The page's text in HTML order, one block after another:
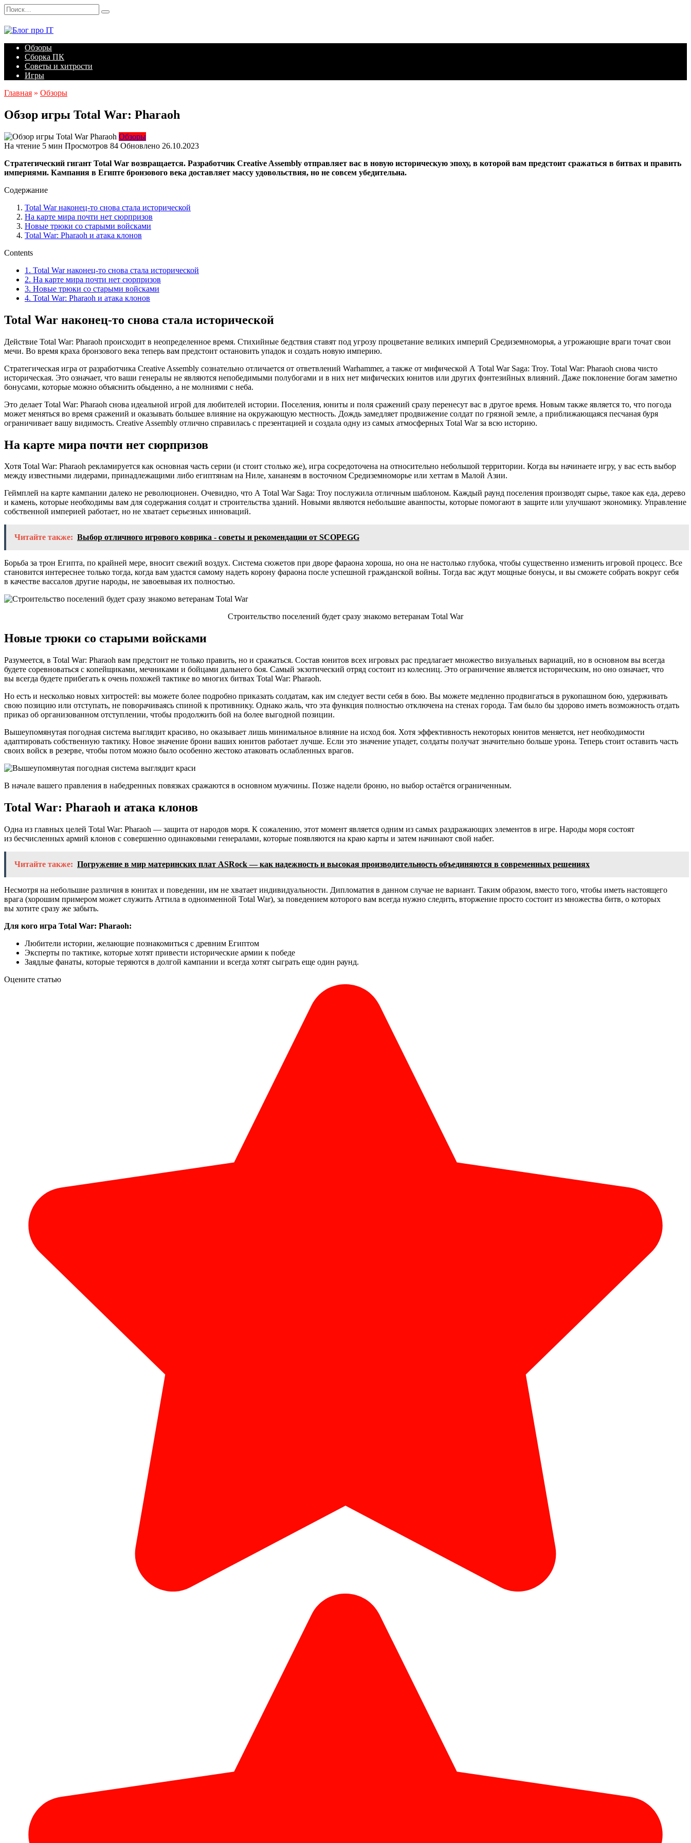
Перейти
к
содержанию
Search
for:
Обзоры
Сборка ПК
Советы и хитрости
Игры
Главная » Обзоры
Обзор игры Total War: Pharaoh
Обзоры
На чтение 5 мин Просмотров 84 Обновлено 26.10.2023
Стратегический гигант Total War возвращается. Разработчик Creative Assembly отправляет вас в новую историческую эпоху, в которой вам предстоит сражаться в битвах и править
империями. Кампания в Египте бронзового века доставляет массу удовольствия, но не совсем убедительна.
Содержание
Total War наконец-то снова стала исторической
На карте мира почти нет сюрпризов
Новые трюки со старыми войсками
Total War: Pharaoh и атака клонов
Contents
1. Total War наконец-то снова стала исторической
2. На карте мира почти нет сюрпризов
3. Новые трюки со старыми войсками
4. Total War: Pharaoh и атака клонов
Total War наконец-то снова стала исторической
Действие Total War: Pharaoh происходит в неопределенное время. Стихийные бедствия ставят под угрозу процветание великих империй Средиземноморья, а угрожающие враги точат свои
мечи. Во время краха бронзового века теперь вам предстоит остановить упадок и создать новую империю.
Стратегическая игра от разработчика Creative Assembly сознательно отличается от ответвлений Warhammer, а также от мифической A Total War Saga: Troy. Total War: Pharaoh снова чисто
историческая. Это означает, что ваши генералы не являются непобедимыми полубогами и в них нет мифических юнитов или других фэнтезийных влияний. Даже поклонение богам заметно
бонусами, которые можно объяснить обыденно, а не молниями с неба.
Это делает Total War: Pharaoh снова идеальной игрой для любителей истории. Поселения, юниты и поля сражений сразу перенесут вас в другое время. Новым также является то, что погода
может меняться во время сражений и оказывать большее влияние на окружающую местность. Дождь замедляет продвижение солдат по грязной земле, а приближающаяся песчаная буря
ограничивает вашу видимость. Creative Assembly отлично справилась с презентацией и создала одну из самых атмосферных Total War за всю историю.
На карте мира почти нет сюрпризов
Хотя Total War: Pharaoh рекламируется как основная часть серии (и стоит столько же), игра сосредоточена на относительно небольшой территории. Когда вы начинаете игру, у вас есть выбор
между известными лидерами, принадлежащими либо египтянам на Ниле, хананеям в восточном Средиземноморье или хеттам в Малой Азии.
Геймплей на карте кампании далеко не революционен. Очевидно, что A Total War Saga: Troy послужила отличным шаблоном. Каждый раунд поселения производят сырье, такое как еда, дерево
и камень, которые необходимы вам для содержания солдат и строительства зданий. Новыми являются небольшие аванпосты, которые помогают в защите или улучшают экономику. Управление
собственной империей работает, но не хватает серьезных инноваций.
Читайте также: Выбор отличного игрового коврика - советы и рекомендации от SCOPEGG
Борьба за трон Египта, по крайней мере, вносит свежий воздух. Система сюжетов при дворе фараона хороша, но она не настолько глубока, чтобы существенно изменить игровой процесс. Все
становится интереснее только тогда, когда вам удастся самому надеть корону фараона после успешной гражданской войны. Тогда вас ждут мощные бонусы, и вы сможете собрать вокруг себя
в качестве вассалов другие народы, не завоевывая их полностью.
Строительство поселений будет сразу знакомо ветеранам Total War
Новые трюки со старыми войсками
Разумеется, в Total War: Pharaoh вам предстоит не только править, но и сражаться. Состав юнитов всех игровых рас предлагает множество визуальных вариаций, но в основном вы всегда
будете соревноваться с копейщиками, мечниками и бойцами дальнего боя. Самый экзотический отряд состоит из колесниц. Это ограничение является историческим, но оно означает, что
вы всегда будете прибегать к очень похожей тактике во многих битвах Total War: Pharaoh.
Но есть и несколько новых хитростей: вы можете более подробно приказать солдатам, как им следует вести себя в бою. Вы можете медленно продвигаться в рукопашном бою, удерживать
свою позицию или отступать, не поворачиваясь спиной к противнику. Однако жаль, что эта функция полностью отключена на стенах города. Там было бы здорово иметь возможность отдать
приказ об организованном отступлении, чтобы продолжить бой на более выгодной позиции.
Вышеупомянутая погодная система выглядит красиво, но оказывает лишь минимальное влияние на исход боя. Хотя эффективность некоторых юнитов меняется, нет необходимости
адаптировать собственную тактику. Новое значение брони ваших юнитов работает лучше. Если это значение упадет, солдаты получат значительно больше урона. Теперь стоит оставить часть
своих войск в резерве, чтобы потом можно было особенно жестоко атаковать ослабленных врагов.
В начале вашего правления в набедренных повязках сражаются в основном мужчины. Позже надели броню, но выбор остаётся ограниченным.
Total War: Pharaoh и атака клонов
Одна из главных целей Total War: Pharaoh — защита от народов моря. К сожалению, этот момент является одним из самых раздражающих элементов в игре. Народы моря состоят
из бесчисленных армий клонов с совершенно одинаковыми генералами, которые появляются на краю карты и затем начинают свой набег.
Читайте также: Погружение в мир материнских плат ASRock — как надежность и высокая производительность объединяются в современных решениях
Несмотря на небольшие различия в юнитах и ​​поведении, им не хватает индивидуальности. Дипломатия в данном случае не вариант. Таким образом, вместо того, чтобы иметь настоящего
врага (хорошим примером может служить Аттила в одноименной Total War), за поведением которого вам всегда нужно следить, вторжение просто состоит из множества битв, о которых
вы хотите сразу же забыть.
Для кого игра Total War: Pharaoh:
Любители истории, желающие познакомиться с древним Египтом
Эксперты по тактике, которые хотят привести исторические армии к победе
Заядлые фанаты, которые теряются в долгой кампании и всегда хотят сыграть еще один раунд.
Оцените статью